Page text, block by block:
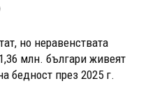
но неравенствата
млн. българи живеят
бедност през 2025 г.